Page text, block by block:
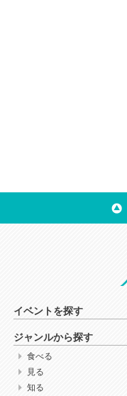
イベントを探す
ジャンルから探す
食べる
見る
知る